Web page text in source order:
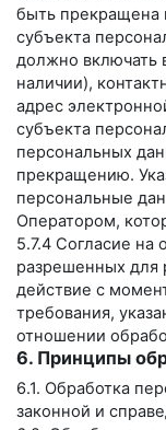
быть прекращена
субъекта
должно включать
наличии),
адрес
субъекта
персональных
прекращению.
персональные
Оператором,
5.7.4 Согласие на
разрешенных для
действие с
требования,
отношении
6. Принципы
6.1. Обработка
законной и